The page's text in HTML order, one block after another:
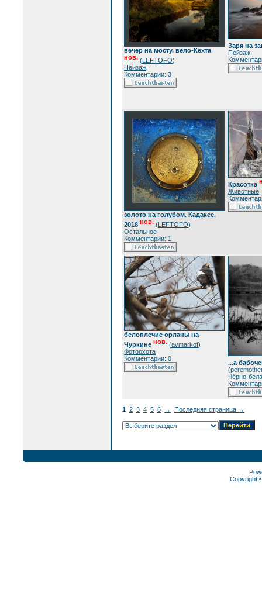
вечер на мосту. вело-Кехта
нов. (LEFTOFO)
Пейзаж
Комментарии: 3
Заря на
Пейзаж
золото на голубом. Кадакес.
2018 нов. (LEFTOFO)
Остальное
Комментарии: 1
Красотка
Животные
белоплечие орланы на
Чуркине нов. (avmarkof)
Фотоохота
Комментарии: 0
...а
(
Чёрно-
1 2 3 4 5 6 → Последняя страница →
Copyright